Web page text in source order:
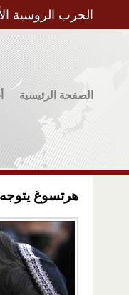
الحرب الروسية
الصفحة الرئيسية
هرتسوغ يتوجه إلى